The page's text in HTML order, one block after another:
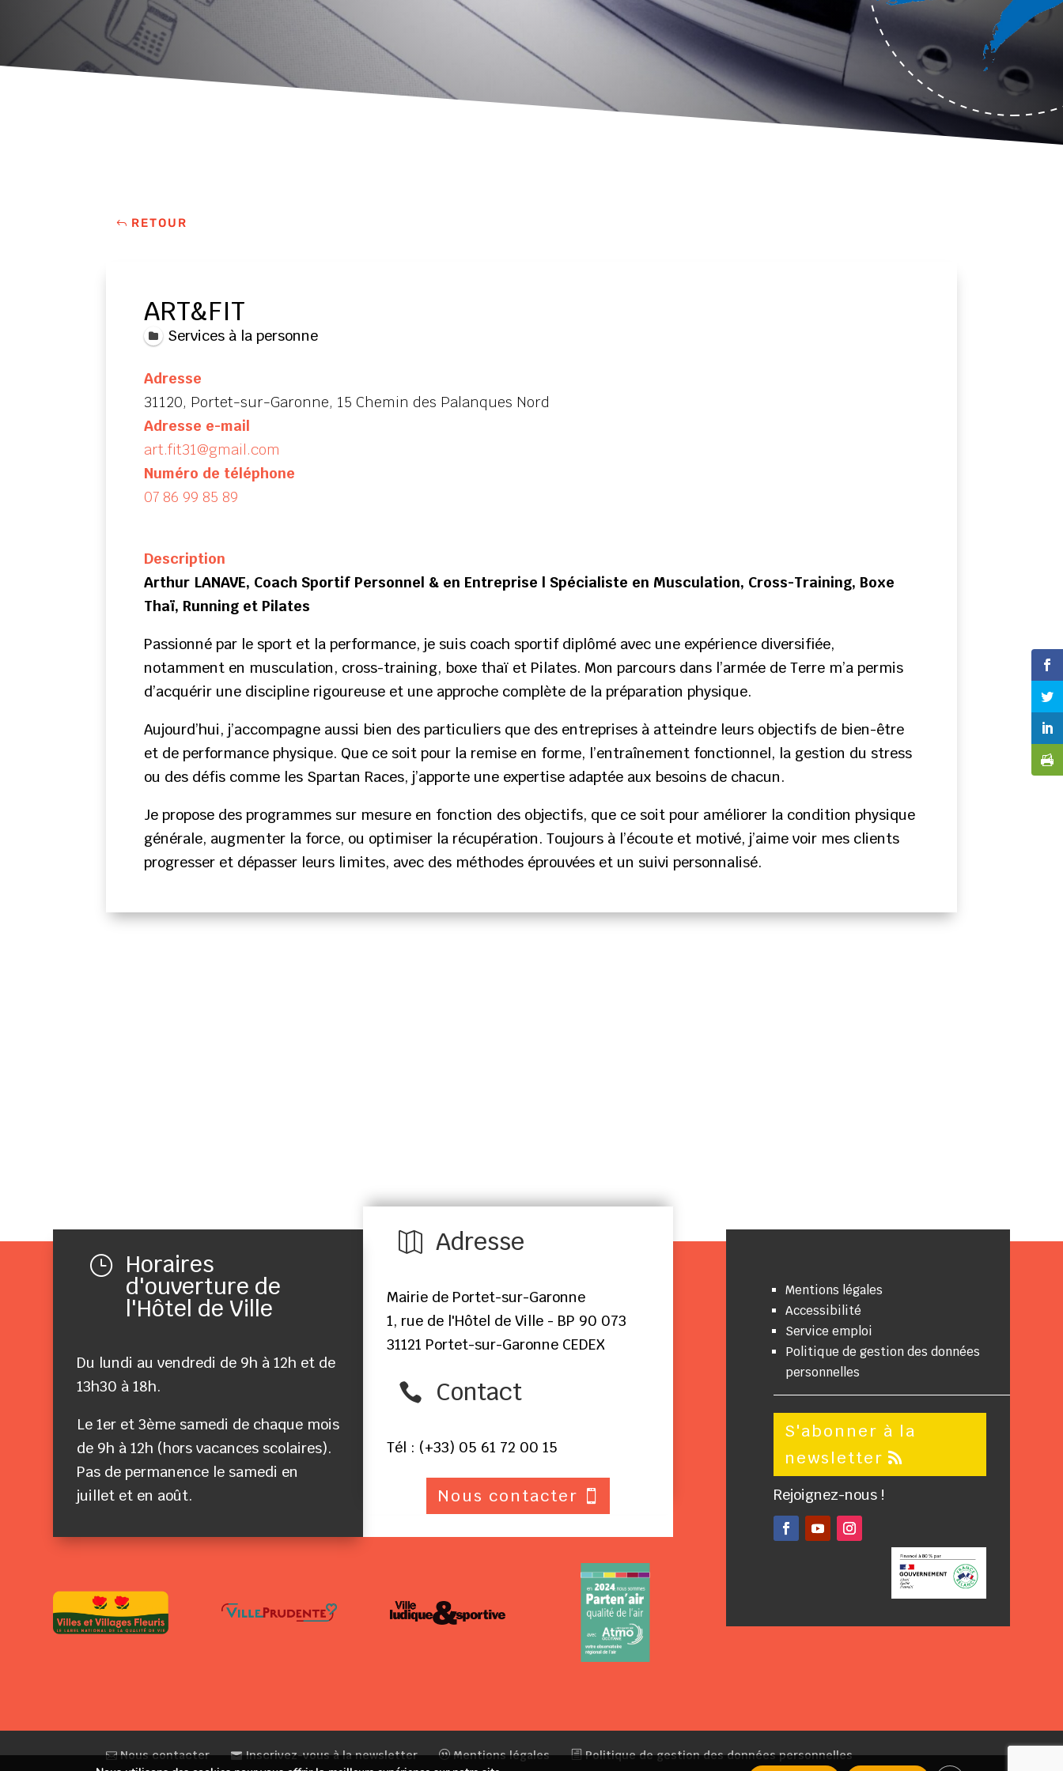
RETOUR
ART&FIT
Services à la personne
Adresse
31120, Portet-sur-Garonne, 15 Chemin des Palanques Nord
Adresse e-mail
art.fit31@gmail.com
Numéro de téléphone
07 86 99 85 89
Description
Arthur LANAVE, Coach Sportif Personnel & en Entreprise | Spécialiste en Musculation, Cross-Training, Boxe
Thaï, Running et Pilates
Passionné par le sport et la performance, je suis coach sportif diplômé avec une expérience diversifiée,
notamment en musculation, cross-training, boxe thaï et Pilates. Mon parcours dans l’armée de Terre m’a permis
d’acquérir une discipline rigoureuse et une approche complète de la préparation physique.
Aujourd’hui, j’accompagne aussi bien des particuliers que des entreprises à atteindre leurs objectifs de bien-être
et de performance physique. Que ce soit pour la remise en forme, l’entraînement fonctionnel, la gestion du stress
ou des défis comme les Spartan Races, j’apporte une expertise adaptée aux besoins de chacun.
Je propose des programmes sur mesure en fonction des objectifs, que ce soit pour améliorer la condition physique
générale, augmenter la force, ou optimiser la récupération. Toujours à l’écoute et motivé, j’aime voir mes clients
progresser et dépasser leurs limites, avec des méthodes éprouvées et un suivi personnalisé.
} Horaires
d'ouverture de
l'Hôtel de Ville
Du lundi au vendredi de 9h à 12h et de
13h30 à 18h.
Le 1er et 3ème samedi de chaque mois
de 9h à 12h (hors vacances scolaires).
Pas de permanence le samedi en
juillet et en août.
 Adresse
Mairie de Portet-sur-Garonne
1, rue de l'Hôtel de Ville - BP 90 073
31121 Portet-sur-Garonne CEDEX
 Contact
Tél : (+33) 05 61 72 00 15
Nous contacter
Mentions légales
Accessibilité
Service emploi
Politique de gestion des données
personnelles
S'abonner à la
newsletter
Rejoignez-nous !
Instagram
Nous contacter Inscrivez-vous à la newsletter Mentions légales Politique de gestion des données personnelles